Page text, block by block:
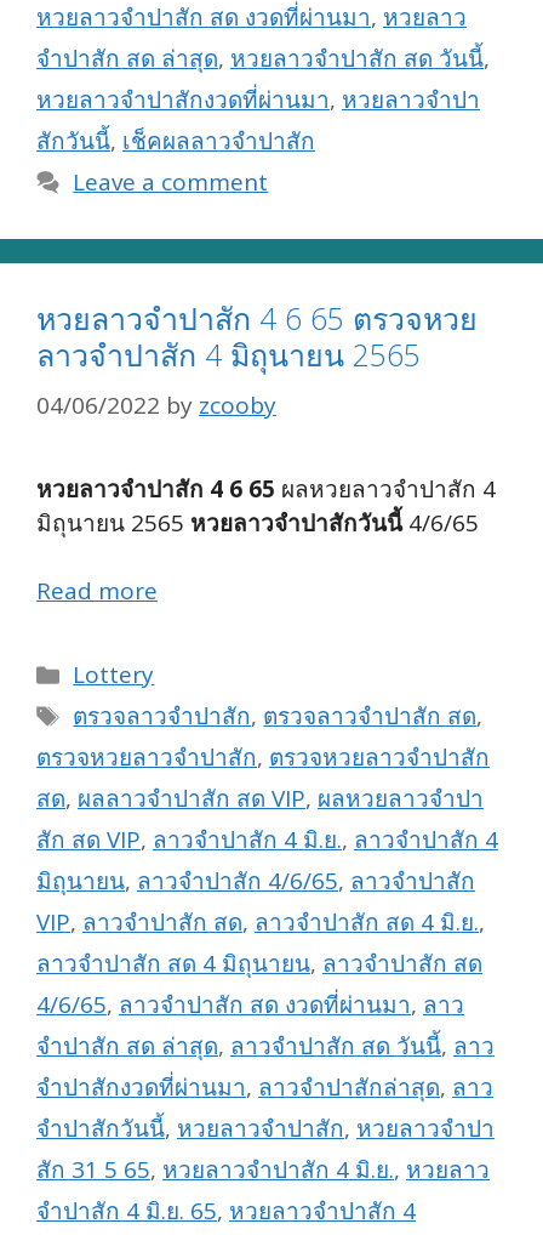
หวยลาวจำปาสัก สด งวดที่ผ่านมา, หวยลาว
จำปาสัก สด ล่าสุด, หวยลาวจำปาสัก สด วันนี้,
หวยลาวจำปาสักงวดที่ผ่านมา, หวยลาวจำปา
สักวันนี้, เช็คผลลาวจำปาสัก
Leave a comment
หวยลาวจำปาสัก 4 6 65 ตรวจหวย
ลาวจำปาสัก 4 มิถุนายน 2565
04/06/2022 by zcooby
หวยลาวจำปาสัก 4 6 65 ผลหวยลาวจำปาสัก 4
มิถุนายน 2565 หวยลาวจำปาสักวันนี้4/6/65
Read more
Categories
Lottery
Tags
ตรวจลาวจำปาสัก, ตรวจลาวจำปาสัก สด,
ตรวจหวยลาวจำปาสัก, ตรวจหวยลาวจำปาสัก
สด, ผลลาวจำปาสัก สด VIP, ผลหวยลาวจำปา
สัก สด VIP, ลาวจำปาสัก 4 มิ.ย., ลาวจำปาสัก 4
มิถุนายน, ลาวจำปาสัก 4/6/65, ลาวจำปาสัก
VIP, ลาวจำปาสัก สด, ลาวจำปาสัก สด 4 มิ.ย.,
ลาวจำปาสัก สด 4 มิถุนายน, ลาวจำปาสัก สด
4/6/65, ลาวจำปาสัก สด งวดที่ผ่านมา, ลาว
จำปาสัก สด ล่าสุด, ลาวจำปาสัก สด วันนี้, ลาว
จำปาสักงวดที่ผ่านมา, ลาวจำปาสักล่าสุด, ลาว
จำปาสักวันนี้, หวยลาวจำปาสัก, หวยลาวจำปา
สัก 31 5 65, หวยลาวจำปาสัก 4 มิ.ย., หวยลาว
จำปาสัก 4 มิ.ย. 65, หวยลาวจำปาสัก 4